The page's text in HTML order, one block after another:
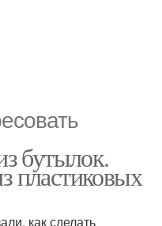
бутылок.
пластиковых
как сделать